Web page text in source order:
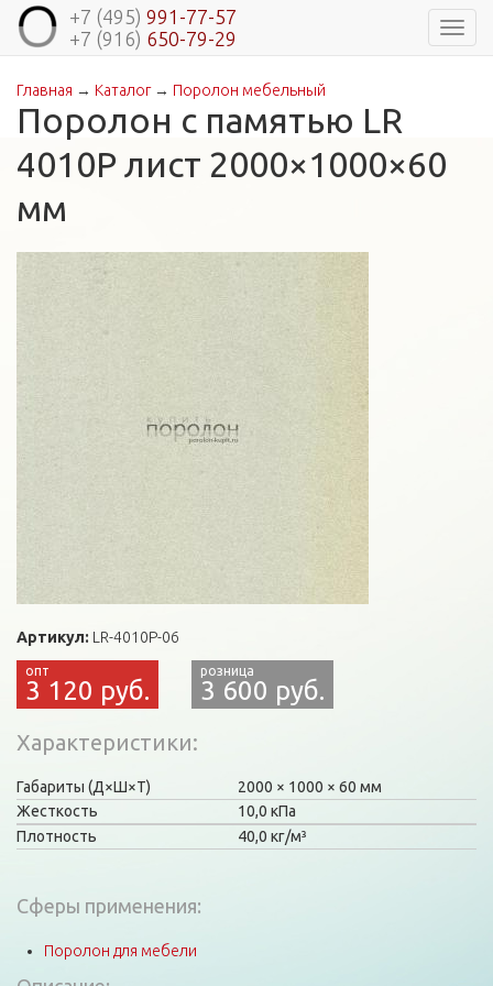
+7 (495) 991-77-57
+7 (916) 650-79-29
Вы здесь
Главная → Каталог→ Поролон мебельный
Поролон с памятью LR
4010P лист 2000×1000×60
мм
Артикул: LR-4010P-06
3 120 руб. 3 600 руб.
Характеристики
Габариты (Д×Ш×Т) 2000 1000
60 мм
Жесткость
10,0 кПа
Плотность
40,0 кг/м³
Сферы применения:
Поролон для мебели